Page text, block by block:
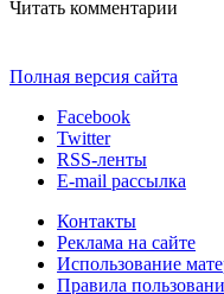
Читать комментарии
Полная версия сайта
Facebook
Twitter
RSS-ленты
E-mail рассылка
Контакты
Реклама на сайте
Использование
Правила